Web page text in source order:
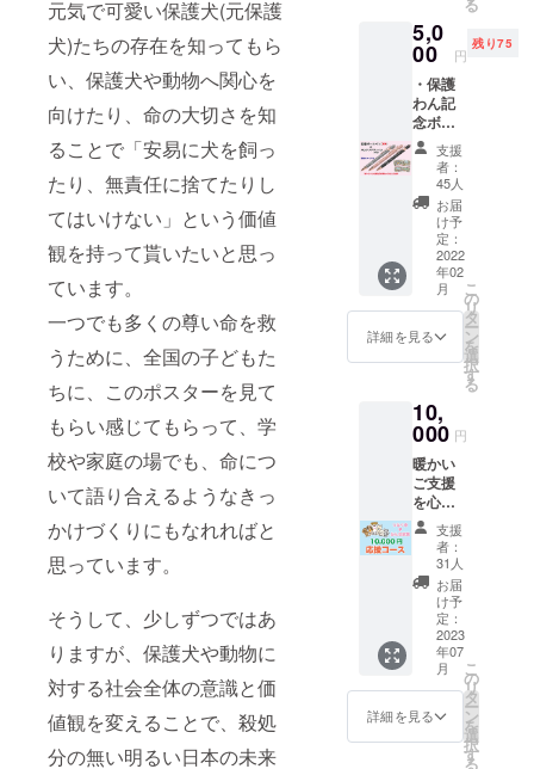
元気で可愛い保護犬(元保護
犬)たちの存在を知ってもら
い、保護犬や動物へ関心を
向けたり、命の大切さを知
ることで「安易に犬を飼っ
たり、無責任に捨てたりし
てはいけない」という価値
観を持って貰いたいと思っ
ています。
一つでも多くの尊い命を救
うために、全国の子どもた
ちに、このポスターを見て
もらい感じてもらって、学
校や家庭の場でも、命につ
いて語り合えるようなきっ
かけづくりにもなれればと
思っています。
そうして、少しずつではあ
りますが、保護犬や動物に
対する社会全体の意識と価
値観を変えることで、殺処
分の無い明るい日本の未来
受け取
り無し)
・サン
クス
メール
5,0
00 円
残り75
・保護
わん記
念ボー
ルペン3
本セッ
ト+A5
クリア
ファイ
ル4枚
(非売
品・ご
寄付に
対する
お礼の
粗品で
す) ・サ
メール
(2023年
7月) *
ボール
ペンは3
色の
セット
です。
インク
の色は
全て黒
です。
**クリ
アファ
イルは
ポス
ターの
支援
者：
45人
お届
け予
定：
2022
年02
月
詳細を見る
こ
の
リ
タ
ー
ン
を
選
択
す
る
10,
000 円
暖かい
ご支援
を心か
ら感謝
いたし
ます！
ご支援
の全て
をポス
ターの
製作と
掲示に
当てさ
せてい
ただき
ます！
支援
者：
31人
お届
け予
定：
2023
年07
月
詳細を見る
こ
の
リ
タ
ー
ン
を
選
択
す
る